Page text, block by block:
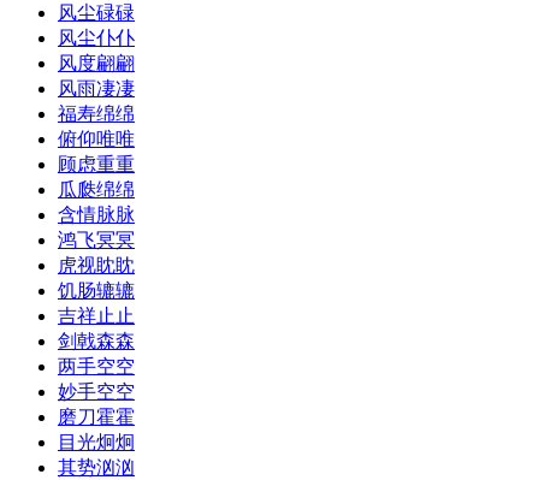
风尘碌碌
风尘仆仆
风度翩翩
风雨凄凄
福寿绵绵
俯仰唯唯
顾虑重重
瓜瓞绵绵
含情脉脉
鸿飞冥冥
虎视眈眈
饥肠辘辘
吉祥止止
剑戟森森
两手空空
妙手空空
磨刀霍霍
目光炯炯
其势汹汹